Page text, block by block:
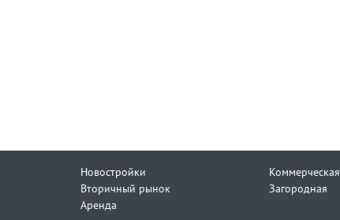
Новостройки
Вторичный рынок
Аренда
Коммерческая
Загородная